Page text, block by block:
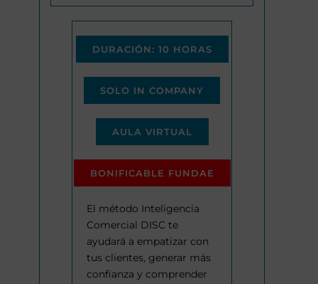
DURACIÓN: 10 HORAS
SOLO IN COMPANY
AULA VIRTUAL
BONIFICABLE FUNDAE
El método Inteligencia
Comercial DISC te
ayudará a empatizar con
tus clientes, generar más
confianza y comprender